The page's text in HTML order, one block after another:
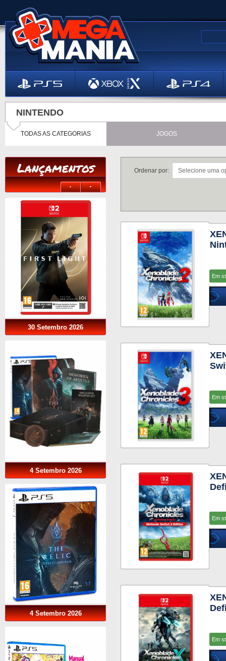
NINTENDO
TODAS AS CATEGORIAS JOGOS
Lançamentos
30 Setembro 2026
4 Setembro 2026
4 Setembro 2026
Ordenar por:
Em
Em
Em
Em